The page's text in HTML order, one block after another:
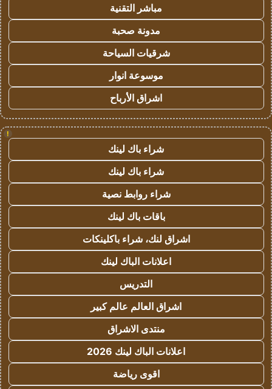
مباشر التقنية
مدونة صحبة
شرقيات السياحة
موسوعة انوار
اشراق الأرباح
!
شراء باك لينك
شراء باك لينك
شراء روابط نصية
باقات باك لينك
اشراق لنك، شراء باكلينكات
اعلانات الباك لينك
التدريس
اشراق العالم عالم كبير
منتدى الاشراق
اعلانات الباك لينك 2026
اقوى رياضة